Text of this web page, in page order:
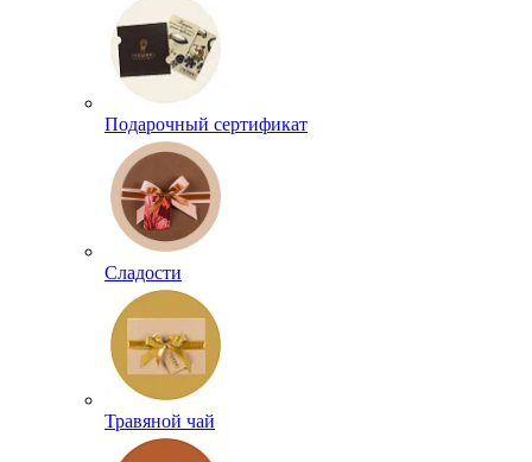
Подарочный сертификат
Сладости
Травяной чай